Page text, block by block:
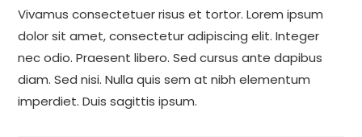
Vivamus consectetuer risus et tortor. Lorem ipsum
dolor sit amet, consectetur adipiscing elit. Integer
nec odio. Praesent libero. Sed cursus ante dapibus
diam. Sed nisi. Nulla quis sem at nibh elementum
imperdiet. Duis sagittis ipsum.